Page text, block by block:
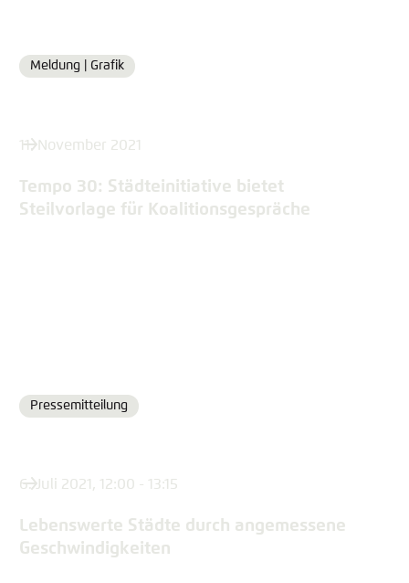
Format
Meldung | Grafik
11. November 2021
Tempo 30: Städteinitiative bietet
Steilvorlage für Koalitionsgespräche
Format
Pressemitteilung
6. Juli 2021, 12:00 - 13:15
Lebenswerte Städte durch angemessene
Geschwindigkeiten